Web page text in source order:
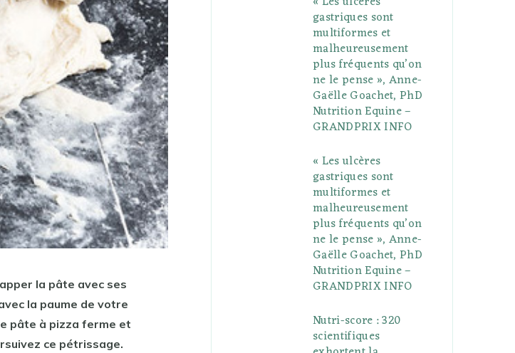
la pâte avec ses
la paume de votre
pâte à pizza ferme et
ce pétrissage.
P
u
s
r
a
e
s
gastriques sont
multiformes et
malheureusement
plus fréquents qu’on
ne le pense », Anne-
Gaëlle Goachet, PhD
Nutrition Equine –
GRANDPRIX INFO
« Les ulcères
gastriques sont
multiformes et
malheureusement
plus fréquents qu’on
ne le pense », Anne-
Gaëlle Goachet, PhD
Nutrition Equine –
GRANDPRIX INFO
Nutri-score : 320
scientifiques